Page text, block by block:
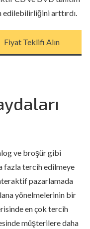
edilebilirliğini arttırdı.
Fiyat Teklifi Alın
ve broşür gibi
fazla tercih edilmeye
pazarlamada
yönelmelerinin bir
en çok tercih
müşterilere daha